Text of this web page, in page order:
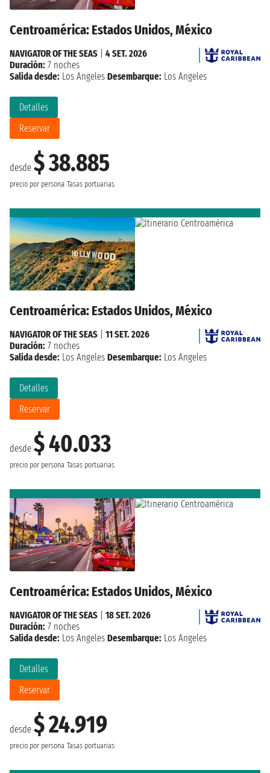
Centroamérica: Estados Unidos, México
desde $ 38.885
precio por persona Tasas portuarias
Detalles
Reservar
NAVIGATOR OF THE SEAS
4 SET. 2026
Duración: 7 noches
Salida desde: Los Angeles Desembarque: Los Angeles
Centroamérica: Estados Unidos, México
desde $ 40.033
precio por persona Tasas portuarias
Detalles
Reservar
NAVIGATOR OF THE SEAS
11 SET. 2026
Duración: 7 noches
Salida desde: Los Angeles Desembarque: Los Angeles
Centroamérica: Estados Unidos, México
desde $ 24.919
precio por persona Tasas portuarias
Detalles
Reservar
NAVIGATOR OF THE SEAS
18 SET. 2026
Duración: 7 noches
Salida desde: Los Angeles Desembarque: Los Angeles